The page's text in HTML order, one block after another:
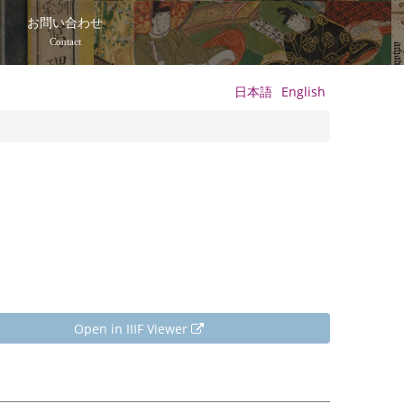
お問い合わせ
Contact
日本語 English
Open in IIIF Viewer